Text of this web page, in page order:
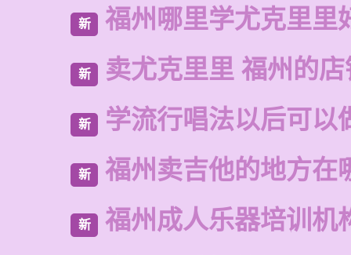
新 福州哪里学尤克里里
新 卖尤克里里 福州的
新 学流行唱法以后可以
新 福州卖吉他的地方在
新 福州成人乐器培训机